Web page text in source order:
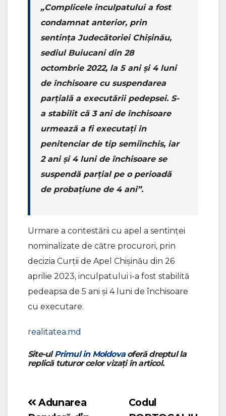
„Complicele inculpatului a fost
condamnat anterior, prin
sentința Judecătoriei Chișinău,
sediul Buiucani din 28
octombrie 2022, la 5 ani și 4 luni
de închisoare cu suspendarea
parțială a executării pedepsei. S-
a stabilit că 3 ani de închisoare
urmează a fi executați în
penitenciar de tip semiînchis, iar
2 ani și 4 luni de închisoare se
suspendă parțial pe o perioadă
de probațiune de 4 ani”.
Urmare a contestării cu apel a sentinței
nominalizate de către procurori, prin
decizia Curții de Apel Chișinău din 26
aprilie 2023, inculpatului i-a fost stabilită
pedeapsa de 5 ani și 4 luni de închisoare
cu executare.
realitatea.md
Site-ulPrimul in Moldovaoferă dreptul la
replică tuturor celor vizați în articol.
Navigare
Codul
Adunarea